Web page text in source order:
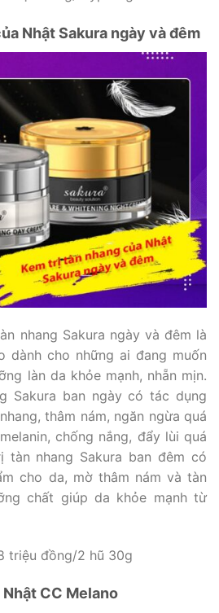
Nhật Sakura ngày và đêm
nhang Sakura ngày và đêm là
dành cho những ai đang muốn
làn da khỏe mạnh, nhẵn mịn.
Sakura ban ngày có tác dụng
thâm nám, ngăn ngừa quá
chống nắng, đẩy lùi quá
tàn nhang Sakura ban đêm có
cho da, mờ thâm nám và tàn
chất giúp da khỏe mạnh từ
triệu đồng/2 hũ 30g
CC Melano